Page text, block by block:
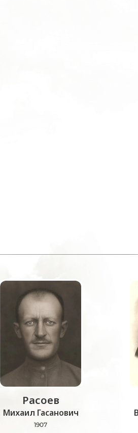
Расоев
Михаил Гасанович
1907